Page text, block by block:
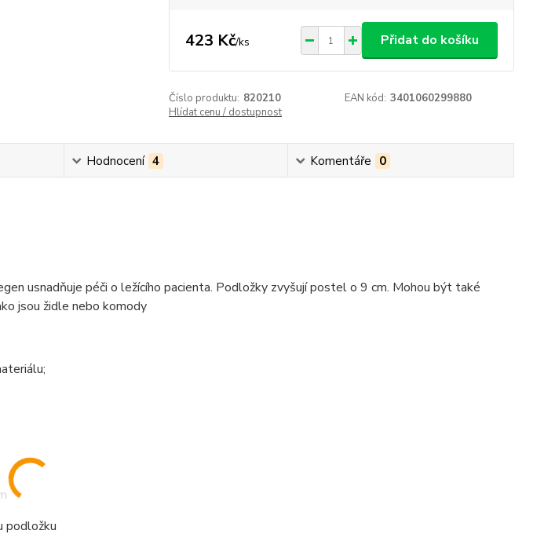
423 Kč/ks Přidat do košíku
Číslo produktu: 820210 EAN kód: 3401060299880
Hlídat cenu / dostupnost
Hodnocení 4 Komentáře 0
usnadňuje péči o ležícího pacienta. Podložky zvyšují postel o 9 cm. Mohou být také
jsou židle nebo komody
podložku